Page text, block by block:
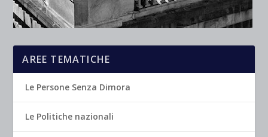
AREE TEMATICHE
Le Persone Senza Dimora
Le Politiche nazionali